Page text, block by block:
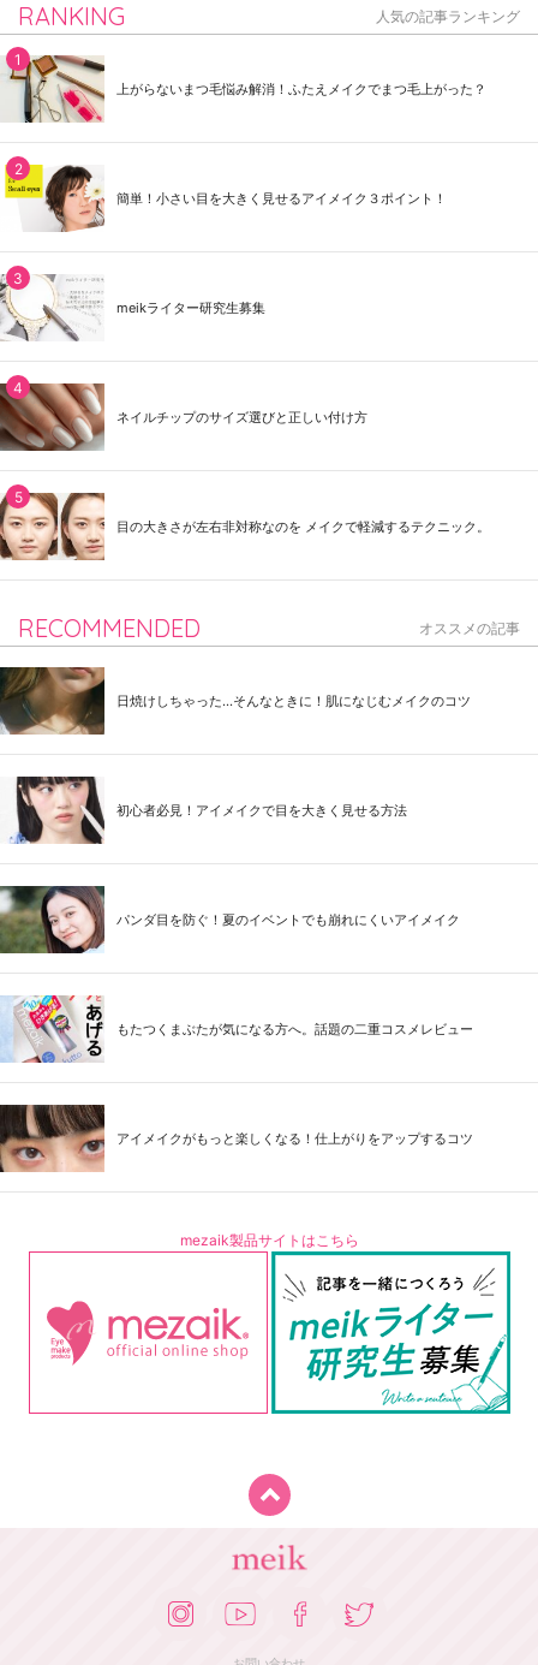
RANKING 人気の記事ランキング
上がらないまつ毛悩み解消！ふたえメイクでまつ毛上がった？
簡単！小さい目を大きく見せるアイメイク３ポイント！
meikライター研究生募集
ネイルチップのサイズ選びと正しい付け方
目の大きさが左右非対称なのを メイクで軽減するテクニック。
RECOMMENDED オススメの記事
日焼けしちゃった...そんなときに！肌になじむメイクのコツ
初心者必見！アイメイクで目を大きく見せる方法
パンダ目を防ぐ！夏のイベントでも崩れにくいアイメイク
もたつくまぶたが気になる方へ。話題の二重コスメレビュー
アイメイクがもっと楽しくなる！仕上がりをアップするコツ
mezaik製品サイトはこちら